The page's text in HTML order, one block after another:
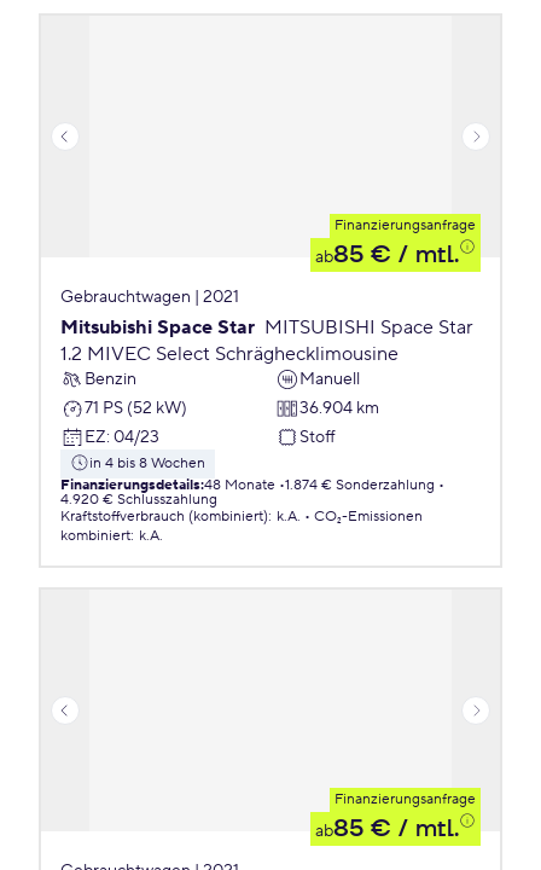
Finanzierungsanfrage
ab85 € / mtl.
Gebrauchtwagen | 2021
Mitsubishi Space Star MITSUBISHI Space Star
1.2 MIVEC Select Schräghecklimousine
Benzin
Manuell
71 PS (52 kW)
36.904 km
EZ: 04/23 Stoff
in 4 bis 8 Wochen
Finanzierungsdetails:48 Monate 1.874 € Sonderzahlung
4.920 € Schlusszahlung
Kraftstoffverbrauch (kombiniert): k.A.
CO₂-Emissionen
kombiniert: k.A.
Finanzierungsanfrage
ab85 € / mtl.